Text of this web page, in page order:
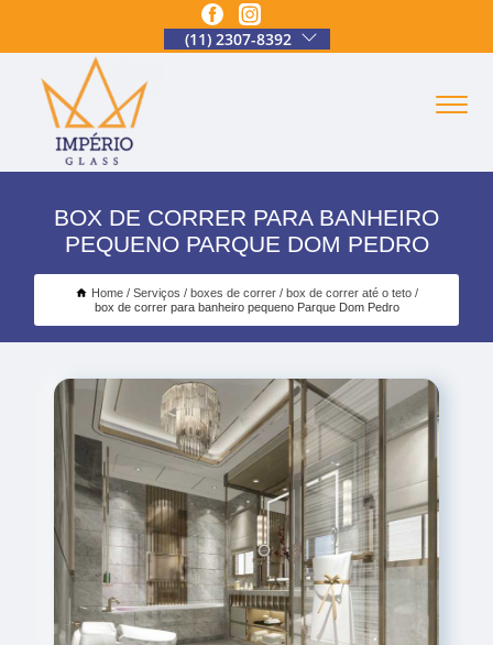
(11) 2307-8392
BOX DE CORRER PARA BANHEIRO
PEQUENO PARQUE DOM PEDRO
Home Serviços boxes de correr
box de correr até o teto
box de correr para banheiro pequeno Parque Dom Pedro